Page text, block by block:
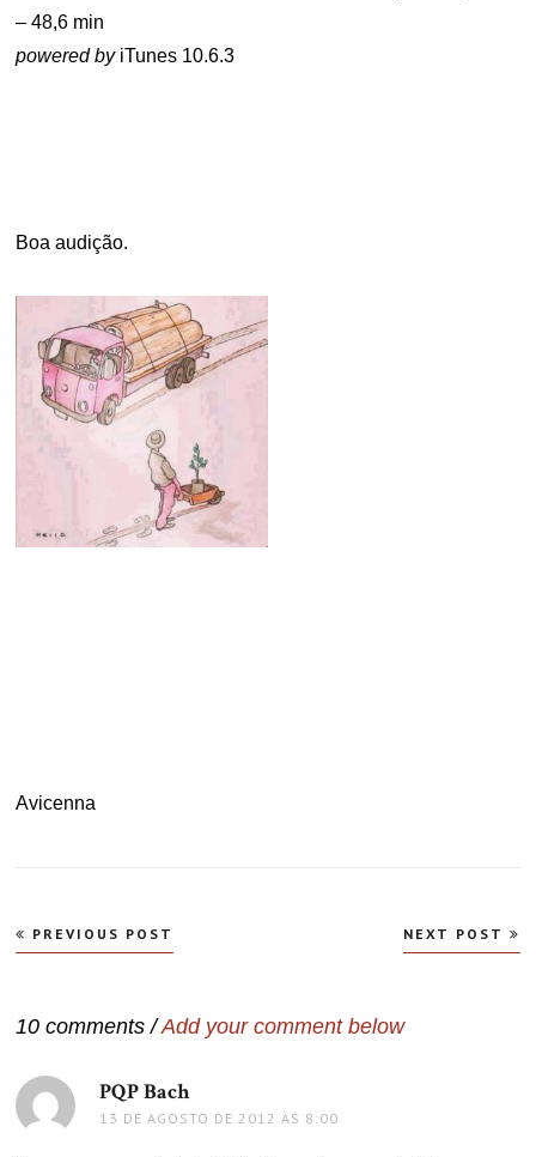
– 48,6 min
powered byiTunes 10.6.3
Boa audição.
Avicenna
Navegação
de
PREVIOUS POST NEXT POST
10 comments /Add your comment below
PQP Bachdisse:
13 DE AGOSTO DE 2012 ÀS 8:00